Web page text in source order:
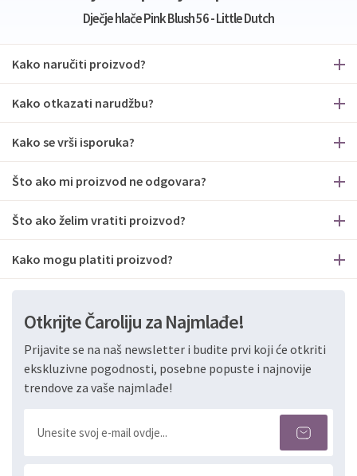
Dječje hlače Pink Blush 56 - Little Dutch
Kako naručiti proizvod?
Kako otkazati narudžbu?
Kako se vrši isporuka?
Što ako mi proizvod ne odgovara?
Što ako želim vratiti proizvod?
Kako mogu platiti proizvod?
Otkrijte Čaroliju za Najmlađe!
Prijavite se na naš newsletter i budite prvi koji će otkriti
ekskluzivne pogodnosti, posebne popuste i najnovije
trendove za vaše najmlađe!